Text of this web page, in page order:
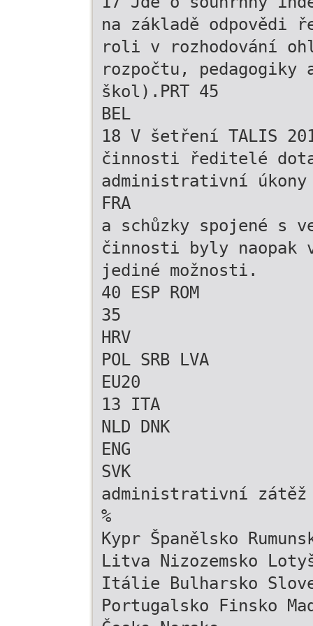
na základě
roli v rozhodování
rozpočtu,
škol).PRT 45
BEL
18 V šetření TALIS
činnosti ředitelé
administrativní úkony
FRA
a schůzky spojené s
činnosti byly naopak v
jediné možnosti.
40 ESP ROM
35
HRV
POL SRB LVA
EU20
13 ITA
NLD DNK
ENG
SVK
administrativní
%
Kypr Španělsko
Litva Nizozemsko
Itálie Bulharsko
Portugalsko Finsko